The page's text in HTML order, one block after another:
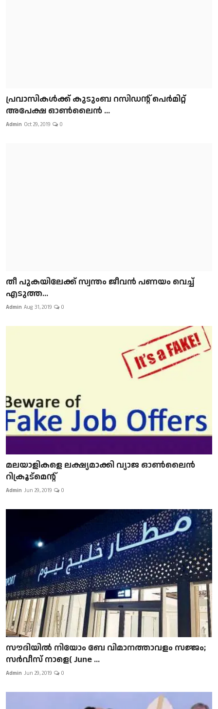
പ്രവാസികള്‍ക്ക് കുടുംബ റസിഡന്റ് പെർമിറ്റ്
അപേക്ഷ ഓൺലൈൻ ...
Admin Oct 29, 2019 0
​​​​​​​തീ പുകയിലേക്ക് സ്വന്തം ജീവന്‍ പണയം വെച്ച്
എടുത്ത...
Admin Aug 31, 2019 0
മലയാളികളെ ലക്ഷ്യമാക്കി വ്യാജ ഓൺലൈൻ
റിക്രൂട്മെന്റ്
Admin Jun 29, 2019 0
സൗദിയിൽ നിയോം ബേ വിമാനത്താവളം സജ്ജം;
സർവീസ് നാളെ( June ...
Admin Jun 29, 2019 0